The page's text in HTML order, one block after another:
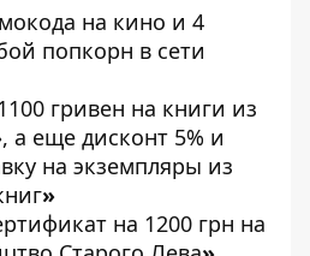
на кино и 4
попкорн в сети
гривен на книги из
, а еще дисконт 5% и
на экземпляры из
»
на 1200 грн на